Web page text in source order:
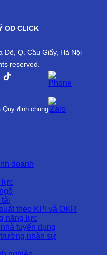
OD CLICK
Đô, Q. Cầu Giấy, Hà Nội
reserved.
định chung
doanh
lực
theo KPI và OKR
năng lực
tuyển dụng
nhân sự